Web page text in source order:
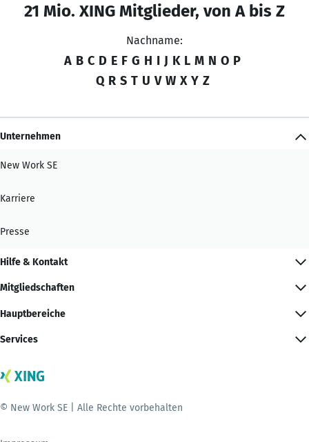
21 Mio. XING Mitglieder, von A bis Z
Nachname:
A B C D E F G H I J K L M N O P
Q R S T U V W X Y Z
Unternehmen
New Work SE
Karriere
Presse
Hilfe & Kontakt
Mitgliedschaften
Hauptbereiche
Services
© New Work SE | Alle Rechte vorbehalten